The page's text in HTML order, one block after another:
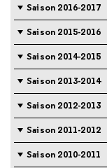
Saison 2016-2017
Saison 2015-2016
Saison 2014-2015
Saison 2013-2014
Saison 2012-2013
Saison 2011-2012
Saison 2010-2011